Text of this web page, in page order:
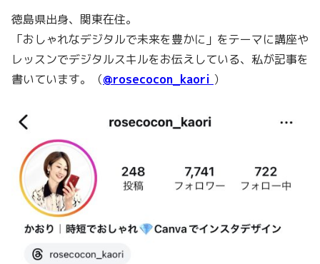
徳島県出身、関東在住。
「おしゃれなデジタルで未来を豊かに」をテーマに講座や
レッスンでデジタルスキルをお伝えしている、私が記事を
書いています。（@rosecocon_kaori ）